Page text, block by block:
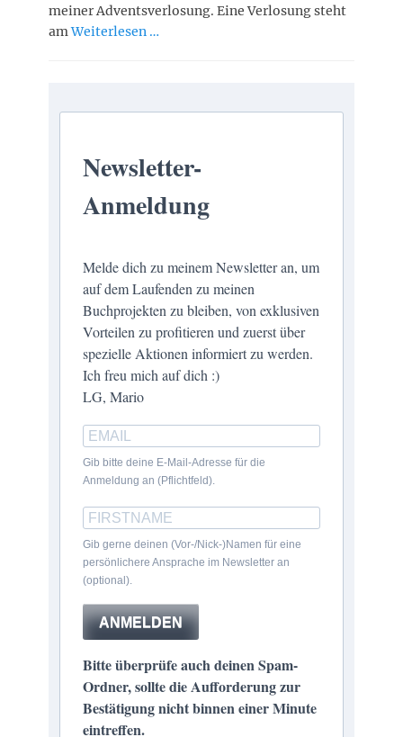
meiner Adventsverlosung. Eine Verlosung steht
amWeiterlesen …
Newsletter-
Anmeldung
Melde dich zu meinem Newsletter an, um
auf dem Laufenden zu meinen
Buchprojekten zu bleiben, von exklusiven
Vorteilen zu profitieren und zuerst über
spezielle Aktionen informiert zu werden.
Ich freu mich auf dich :)
LG, Mario
Gib bitte deine E-Mail-Adresse für die
Anmeldung an (Pflichtfeld).
Gib gerne deinen (Vor-/Nick-)Namen für eine
persönlichere Ansprache im Newsletter an
(optional).
ANMELDEN
Bitte überprüfe auch deinen Spam-
Ordner, sollte die Aufforderung zur
Bestätigung nicht binnen einer Minute
eintreffen.